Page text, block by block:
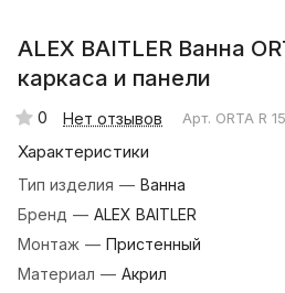
ALEX BAITLER Ванна
каркаса и панели
0 Нет отзывов Арт. ORTA R
Характеристики
Тип изделия — Ванна
Бренд — ALEX BAITLER
Монтаж — Пристенный
Материал — Акрил